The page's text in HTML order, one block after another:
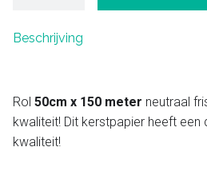
Beschrijving
Rol 50cm x 150 meter neutraal
kwaliteit! Dit kerstpapier heeft
kwaliteit!